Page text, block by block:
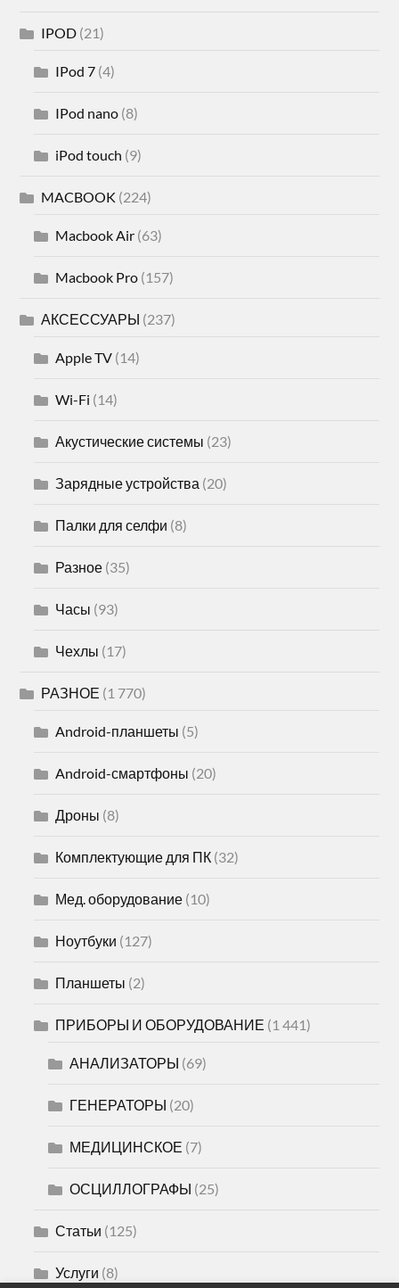
IPOD (21)
IPod 7 (4)
IPod nano (8)
iPod touch (9)
MACBOOK (224)
Macbook Air (63)
Macbook Pro (157)
АКСЕССУАРЫ (237)
Apple TV (14)
Wi-Fi (14)
Акустические системы (23)
Зарядные устройства (20)
Палки для селфи (8)
Разное (35)
Часы (93)
Чехлы (17)
РАЗНОЕ (1 770)
Android-планшеты (5)
Android-смартфоны (20)
Дроны (8)
Комплектующие для ПК (32)
Мед. оборудование (10)
Ноутбуки (127)
Планшеты (2)
ПРИБОРЫ И ОБОРУДОВАНИЕ (1 441)
АНАЛИЗАТОРЫ (69)
ГЕНЕРАТОРЫ (20)
МЕДИЦИНСКОЕ (7)
ОСЦИЛЛОГРАФЫ (25)
Статьи (125)
Услуги (8)